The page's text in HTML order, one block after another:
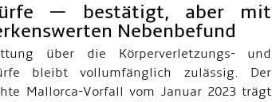
— bestätigt, aber mit
Nebenbefund
über die Körperverletzungs- und
bleibt vollumfänglich zulässig. Der
Mallorca-Vorfall vom Januar 2023 trägt